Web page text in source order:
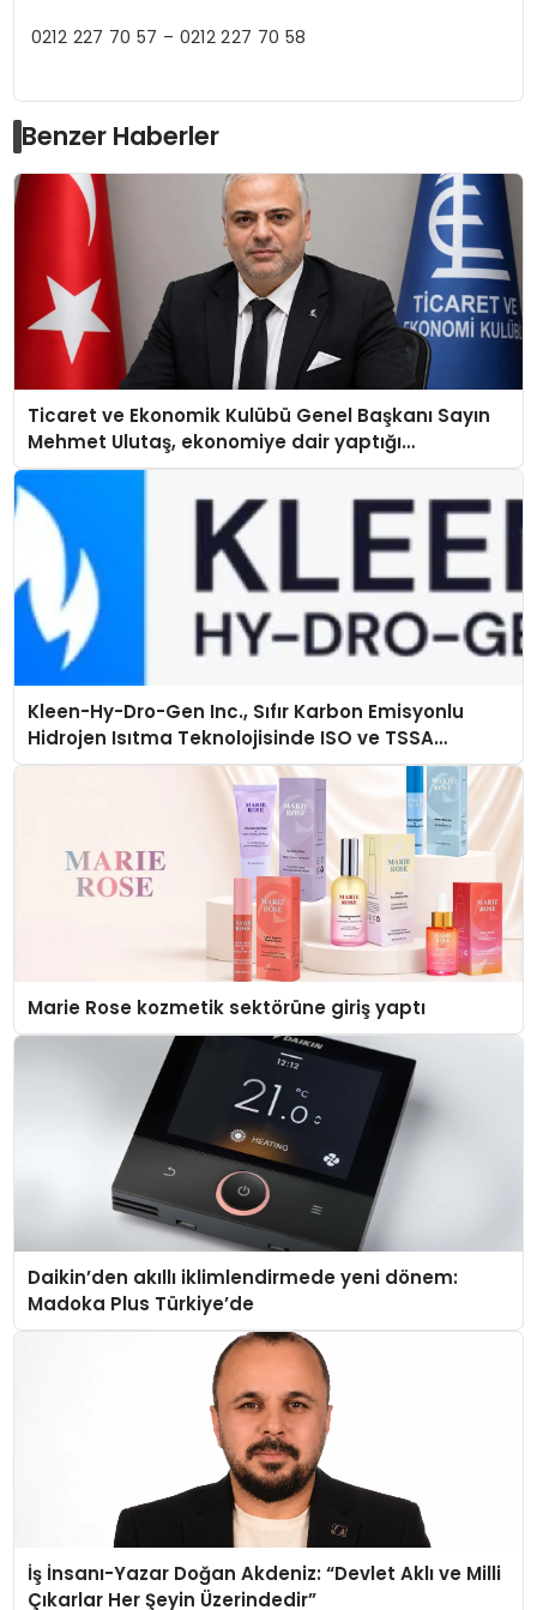
0212 227 70 57 – 0212 227 70 58
Benzer Haberler
Ticaret ve Ekonomik Kulübü Genel Başkanı Sayın
Mehmet Ulutaş, ekonomiye dair yaptığı
açıklamada şunları kaydetti:
Kleen-Hy-Dro-Gen Inc., Sıfır Karbon Emisyonlu
Hidrojen Isıtma Teknolojisinde ISO ve TSSA
Düzenleyici Onaylarını Aldı
Marie Rose kozmetik sektörüne giriş yaptı
Daikin’den akıllı iklimlendirmede yeni dönem:
Madoka Plus Türkiye’de
İş İnsanı-Yazar Doğan Akdeniz: “Devlet Aklı ve Milli
Çıkarlar Her Şeyin Üzerindedir”